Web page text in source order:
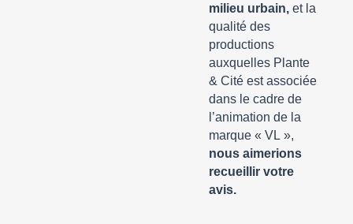
milieu urbain, et la
qualité des
productions
auxquelles Plante
& Cité est associée
dans le cadre de
l’animation de la
marque « VL »,
nous aimerions
recueillir votre
avis.